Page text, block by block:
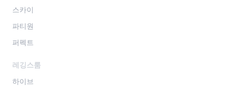
스카이
파티원
퍼펙트
레깅스룸
하이브